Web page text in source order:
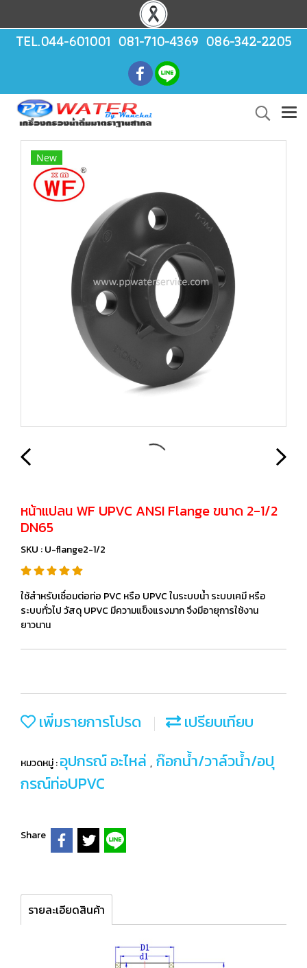
TEL.044-601001 081-710-4369 086-342-2205
New
หน้าแปลน WF UPVC ANSI Flange ขนาด 2-1/2
DN65
SKU : U-flange2-1/2
ใช้สำหรับเชื่อมต่อท่อ PVC หรือ UPVC ในระบบน้ำ ระบบเคมี หรือ
ระบบทั่วไป วัสดุ UPVC มีความแข็งแรงมาก จึงมีอายุการใช้งาน
ยาวนาน
เพิ่มรายการโปรด เปรียบเทียบ
หมวดหมู่ :อุปกรณ์ อะไหล่ , ก๊อกน้ำ/วาล์วน้ำ/อปุ
กรณ์ท่อUPVC
Share
รายละเอียดสินค้า